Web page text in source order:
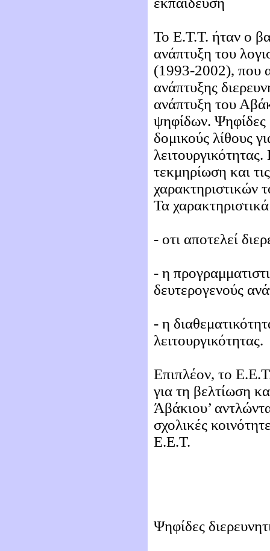
Το Ε.Τ.Τ. ήταν ο
ανάπτυξη του
(1993-2002), που
ανάπτυξης
ανάπτυξη του
ψηφίδων. Ψηφίδες
δομικούς λίθους
τεκμηρίωση και
χαρακτηριστικών
Τα
- οτι αποτελεί
- η
δευτερογενούς
- η
λειτουργικότητας.
Επιπλέον, το
για τη βελτίωση
Άβάκιου’
σχολικές
Ε.Ε.Τ.
Ψηφίδες